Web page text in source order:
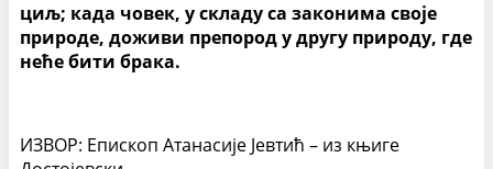
циљ; када човек, у складу са законима своје
природе, доживи препород у другу природу, где
неће бити брака.
ИЗВОР: Епископ Атанасије Јевтић – из књиге